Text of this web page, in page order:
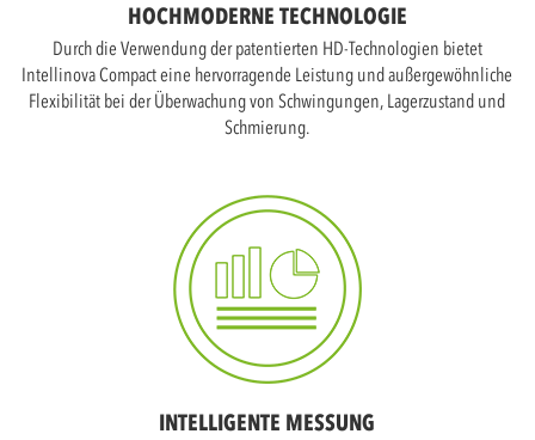
HOCHMODERNE TECHNOLOGIE
Durch die Verwendung der patentierten HD-Technologien bietet
Intellinova Compact eine hervorragende Leistung und außergewöhnliche
Flexibilität bei der Überwachung von Schwingungen, Lagerzustand und
Schmierung.
INTELLIGENTE MESSUNG